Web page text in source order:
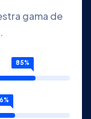
gama de
85%